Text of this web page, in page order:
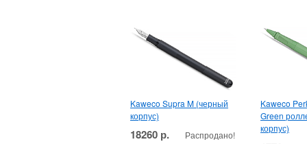
Kaweco Supra M (черный
корпус)
18260 р. Распродано!
Kaweco
Green
корпус)